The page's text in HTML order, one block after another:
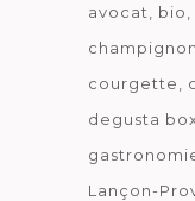
avocat
bio
courgette
degusta
Lançon-